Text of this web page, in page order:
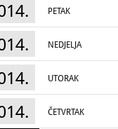
PETAK
NEDJELJA
UTORAK
ČETVRTAK